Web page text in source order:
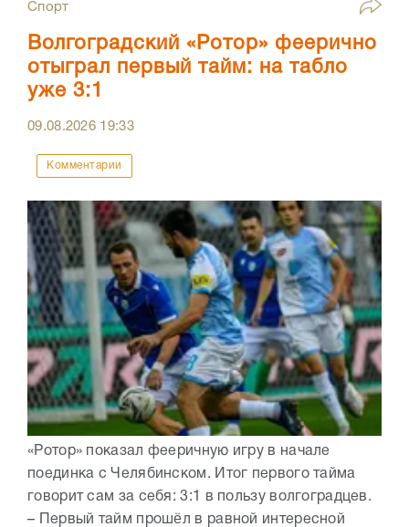
Спорт
Волгоградский «Ротор» феерично
отыграл первый тайм: на табло
уже 3:1
09.08.2026 19:33
Комментарии
«Ротор» показал фееричную игру в начале
поединка с Челябинском. Итог первого тайма
говорит сам за себя: 3:1 в пользу волгоградцев.
– Первый тайм прошëл в равной интересной